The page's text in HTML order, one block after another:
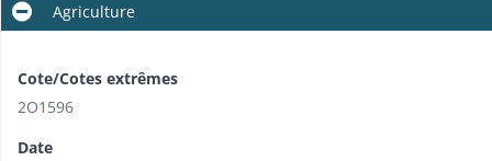
Agriculture
Cote/Cotes extrêmes
2O1596
Date